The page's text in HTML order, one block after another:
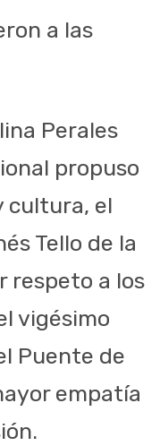
a las
Perales
propuso
cultura, el
Tello de la
respeto a los
vigésimo
Puente de
empatía